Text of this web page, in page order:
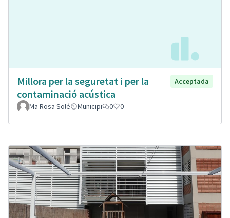
Millora per la seguretat i per la
contaminació acústica
Acceptada
Ma Rosa Solé Municipi 0 0